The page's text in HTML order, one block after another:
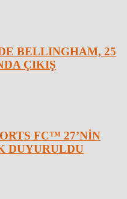
BELLINGHAM, 25
ÇIKIŞ
FC™ 27’NİN
DUYURULDU